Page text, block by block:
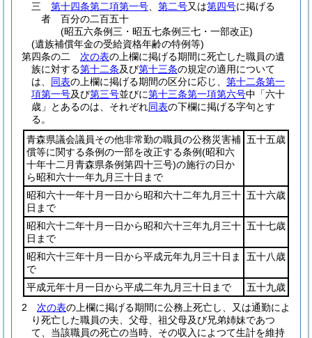
三
第十四条第二項第一号 第二号又は第四号に掲げる
者 百分の二百五十
(昭五六条例三・昭五七条例三七・一部改正)
(遺族補償年金の受給資格年齢の特例等)
第四条の二
次の表の上欄に掲げる期間に死亡した職員の遺
族に対する第十二条及び第十三条の規定の適用について
は、 同表の上欄に掲げる期間の区分に応じ、 第十二条第一
項第一号及び第三号並びに第十三条第一項第六号中「六十
歳」とあるのは、それぞれ同表の下欄に掲げる字句とす
る。
青森県議会議員その他非常勤の職員の公務災害補
償等に関する条例の一部を改正する条例(昭和六
十年十二月青森県条例第四十三号)の施行の日か
ら昭和六十一年九月三十日まで
五十五歳
昭和六十一年十月一日から昭和六十二年九月三十
日まで
五十六歳
昭和六十二年十月一日から昭和六十三年九月三十
日まで
五十七歳
昭和六十三年十月一日から平成元年九月三十日ま
で
五十八歳
平成元年十月一日から平成二年九月三十日まで
五十九歳
2
次の表の上欄に掲げる期間に公務上死亡し、又は通勤によ
り死亡した職員の夫、父母、祖父母及び兄弟姉妹であつ
て、当該職員の死亡の当時、その収入によつて生計を維持